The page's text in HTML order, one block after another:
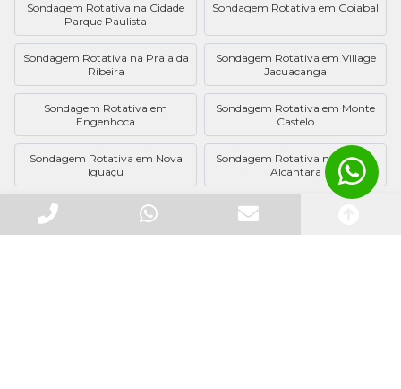
Sondagem Rotativa na Cidade
Parque Paulista
Sondagem Rotativa em Goiabal
Sondagem Rotativa na Praia da
Ribeira
Sondagem Rotativa em Village
Jacuacanga
Sondagem Rotativa em
Engenhoca
Sondagem Rotativa em Monte
Castelo
Sondagem Rotativa em Nova
Iguaçu
Sondagem Rotativa no Jardim
Alcântara